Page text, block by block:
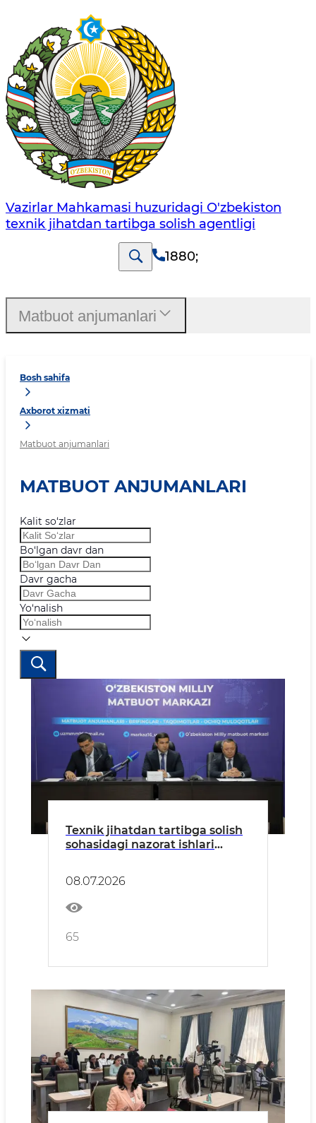
Vazirlar Mahkamasi huzuridagi O'zbekiston
texnik jihatdan tartibga solish agentligi
1880;
Bosh sahifa
Axborot xizmati
Matbuot anjumanlari
MATBUOT ANJUMANLARI
Kalit so‘zlar
Bo‘lgan davr dan
Davr gacha
Yo‘nalish
Texnik jihatdan tartibga solish
sohasidagi nazorat ishlari
08.07.2026
65
Matbuot anjumanlari